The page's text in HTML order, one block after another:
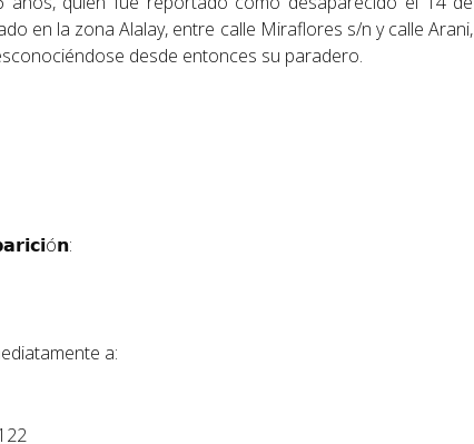
en la zona Alalay, entre calle Miraflores s/n y calle Arani,
desde entonces su paradero.
a: